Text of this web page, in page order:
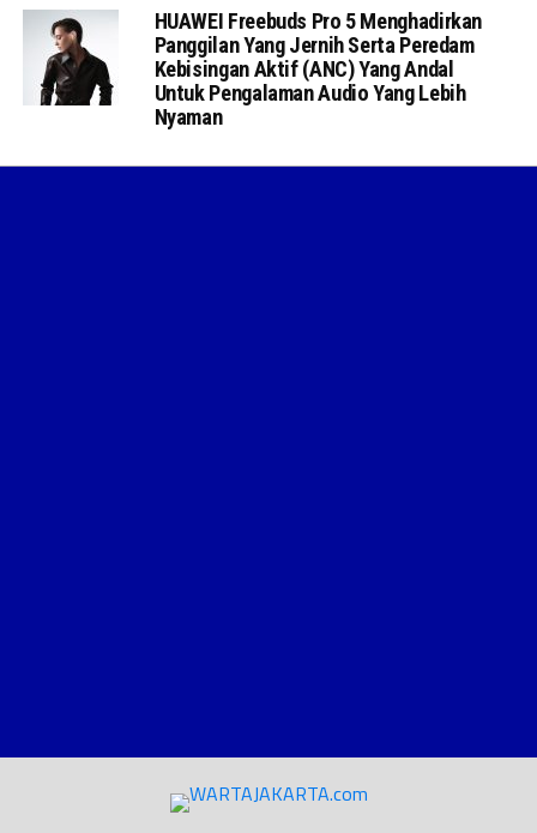
HUAWEI Freebuds Pro 5 Menghadirkan
Panggilan Yang Jernih Serta Peredam
Kebisingan Aktif (ANC) Yang Andal
Untuk Pengalaman Audio Yang Lebih
Nyaman